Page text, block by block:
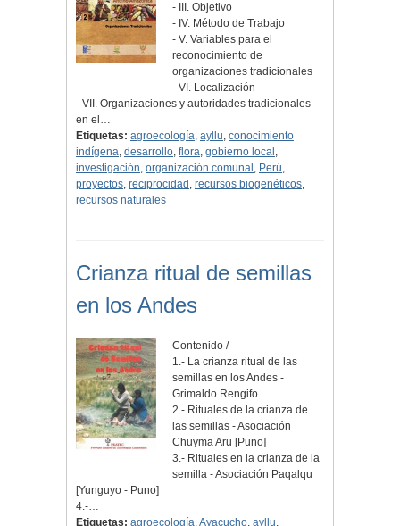
- III. Objetivo
- IV. Método de Trabajo
- V. Variables para el
reconocimiento de
organizaciones tradicionales
- VI. Localización
- VII. Organizaciones y autoridades tradicionales
en el…
Etiquetas: agroecología, ayllu, conocimiento
indígena, desarrollo, flora, gobierno local ,
investigación, organización comunal , Perú,
proyectos, reciprocidad , recursos biogenéticos,
recursos naturales
Crianza ritual de semillas
en los Andes
Contenido /
1.- La crianza ritual de las
semillas en los Andes -
Grimaldo Rengifo
2.- Rituales de la crianza de
las semillas - Asociación
Chuyma Aru [Puno]
3.- Rituales en la crianza de la
semilla - Asociación Paqalqu
[Yunguyo - Puno]
4.-…
Etiquetas: agroecología,Ayacucho, ayllu,